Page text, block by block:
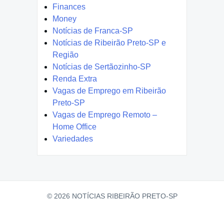
Finances
Money
Notícias de Franca-SP
Notícias de Ribeirão Preto-SP e
Região
Notícias de Sertãozinho-SP
Renda Extra
Vagas de Emprego em Ribeirão
Preto-SP
Vagas de Emprego Remoto –
Home Office
Variedades
© 2026 NOTÍCIAS RIBEIRÃO PRETO-SP